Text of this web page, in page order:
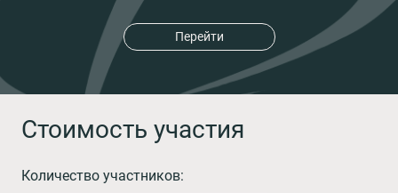
Перейти
Стоимость участия
Количество участников: